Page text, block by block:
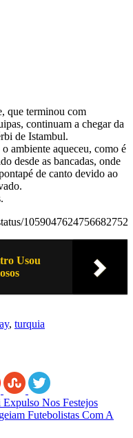
que terminou com
continuam a chegar da
de Istambul.
ambiente aqueceu, como é
desde as bancadas, onde
de canto devido ao
1059047624756682752
Usou
, turquia
Nos Festejos
Futebolistas Com A